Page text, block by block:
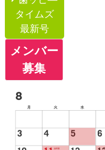
タイムズ
最新号
メンバー
募集